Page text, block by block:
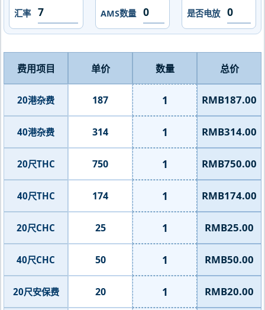
汇率 AMS数量 是否电放
费用项目 单价 数量 总价
20港杂费 187 1 RMB187.00
40港杂费 314 1 RMB314.00
20尺THC 750 1 RMB750.00
40尺THC 174 1 RMB174.00
20尺CHC 25 1 RMB25.00
40尺CHC 50 1 RMB50.00
20尺安保费 20 1 RMB20.00